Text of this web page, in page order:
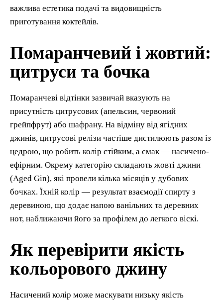
важлива естетика подачі та видовищність
приготування коктейлів.
Помаранчевий і жовтий:
цитруси та бочка
Помаранчеві відтінки зазвичай вказують на
присутність цитрусових (апельсин, червоний
грейпфрут) або шафрану. На відміну від ягідних
джинів, цитрусові релізи частіше дистилюють разом із
цедрою, що робить колір стійким, а смак — насичено-
ефірним. Окрему категорію складають жовті джини
(Aged Gin), які провели кілька місяців у дубових
бочках. Їхній колір — результат взаємодії спирту з
деревиною, що додає напою ванільних та деревних
нот, наближаючи його за профілем до легкого віскі.
Як перевірити якість
кольорового джину
Насичений колір може маскувати низьку якість